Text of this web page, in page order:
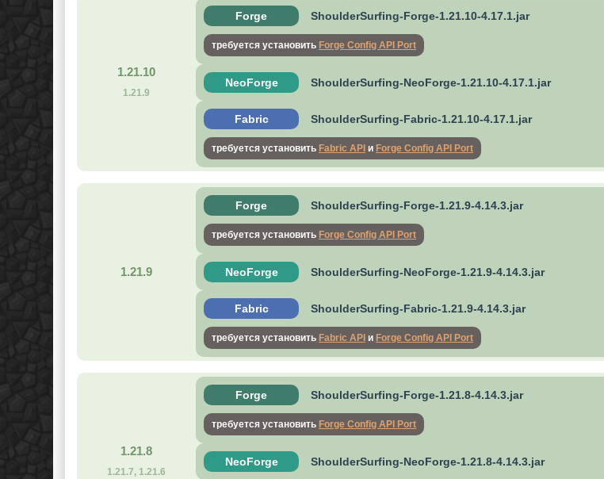
1.21.10
1.21.9
Forge ShoulderSurfing-Forge-1.21.10-4.17.1.jar
требуется установить Forge Config API Port
NeoForge ShoulderSurfing-NeoForge-1.21.10-4.17.1.jar
Fabric ShoulderSurfing-Fabric-1.21.10-4.17.1.jar
требуется установить Fabric API и Forge Config API Port
1.21.9
Forge ShoulderSurfing-Forge-1.21.9-4.14.3.jar
требуется установить Forge Config API Port
NeoForge ShoulderSurfing-NeoForge-1.21.9-4.14.3.jar
Fabric ShoulderSurfing-Fabric-1.21.9-4.14.3.jar
требуется установить Fabric API и Forge Config API Port
1.21.8
1.21.7, 1.21.6
Forge ShoulderSurfing-Forge-1.21.8-4.14.3.jar
требуется установить Forge Config API Port
NeoForge ShoulderSurfing-NeoForge-1.21.8-4.14.3.jar